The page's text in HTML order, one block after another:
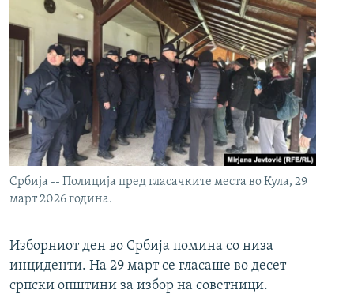
Србија -- Полиција пред гласачките места во Кула, 29
март 2026 година.
Изборниот ден во Србија помина со низа
инциденти. На 29 март се гласаше во десет
српски општини за избор на советници.